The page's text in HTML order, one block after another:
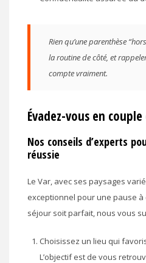
Rien qu’une parenthèse
la routine de côté, et
compte vraiment.
Évadez-vous en
Nos conseils d’experts
réussie
Le Var, avec ses paysages
exceptionnel pour une pause
séjour soit parfait, nous vous
Choisissez un lieu qui
L’objectif est de vous